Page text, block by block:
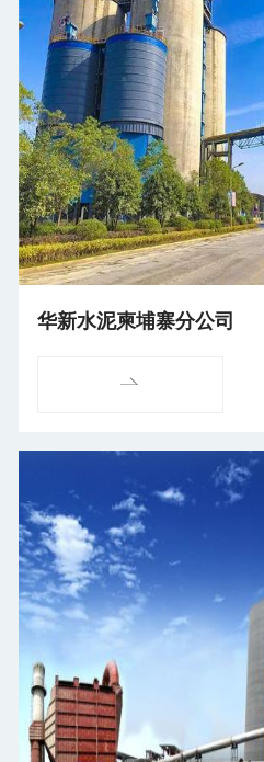
华新水泥柬埔寨分公司